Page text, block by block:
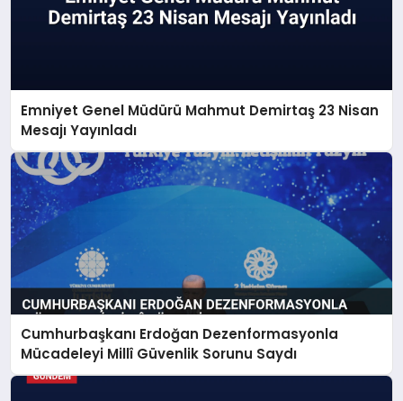
Emniyet Genel Müdürü Mahmut Demirtaş 23 Nisan
Mesajı Yayınladı
Cumhurbaşkanı Erdoğan Dezenformasyonla
Mücadeleyi Millî Güvenlik Sorunu Saydı